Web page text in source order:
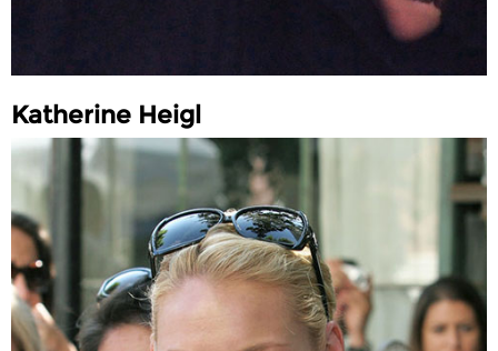
Katherine Heigl